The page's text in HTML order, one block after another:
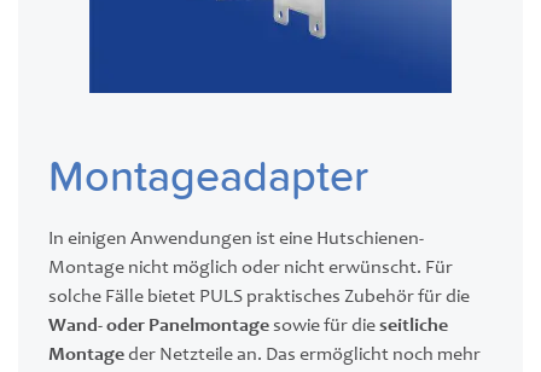
Montageadapter
In einigen Anwendungen ist eine Hutschienen-
Montage nicht möglich oder nicht erwünscht. Für
solche Fälle bietet PULS praktisches Zubehör für die
Wand- oder Panelmontagesowie für dieseitliche
Montageder Netzteile an. Das ermöglicht noch mehr